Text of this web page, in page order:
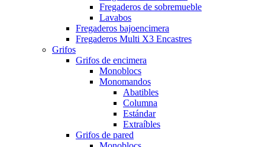
Fregaderos de sobremueble
Lavabos
Fregaderos bajoencimera
Fregaderos Multi X3 Encastres
Grifos
Grifos de encimera
Monoblocs
Monomandos
Abatibles
Columna
Estándar
Extraíbles
Grifos de pared